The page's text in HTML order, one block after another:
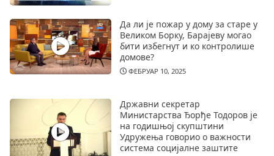
Да ли је пожар у дому за старе у
Великом Борку, Барајеву могао
бити избегнут и ко контролише
домове?
ФЕБРУАР 10, 2025
Државни секретар
Министарства Ђорђе Тодоров је
на годишњој скупштини
Удружења говорио о важности
система социјалне заштите